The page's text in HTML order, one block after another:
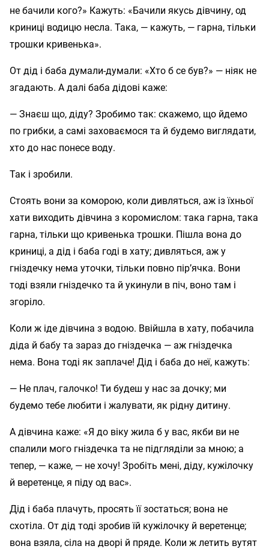
не бачили кого?» Кажуть: «Бачили якусь дівчину, од
криниці водицю несла. Така, — кажуть, — гарна, тільки
трошки кривенька».
От дід і баба думали-думали: «Хто б се був?» — ніяк не
згадають. А далі баба дідові каже:
— Знаєш що, діду? Зробимо так: скажемо, що йдемо
по грибки, а самі заховаємося та й будемо виглядати,
хто до нас понесе воду.
Так і зробили.
Стоять вони за коморою, коли дивляться, аж із їхньої
хати виходить дівчина з коромислом: така гарна, така
гарна, тільки що кривенька трошки. Пішла вона до
криниці, а дід і баба годі в хату; дивляться, аж у
гніздечку нема уточки, тільки повно пір’ячка. Вони
тоді взяли гніздечко та й укинули в піч, воно там і
згоріло.
Коли ж іде дівчина з водою. Ввійшла в хату, побачила
діда й бабу та зараз до гніздечка — аж гніздечка
нема. Вона тоді як заплаче! Дід і баба до неї, кажуть:
— Не плач, галочко! Ти будеш у нас за дочку; ми
будемо тебе любити і жалувати, як рідну дитину.
А дівчина каже: «Я до віку жила б у вас, якби ви не
спалили мого гніздечка та не підгляділи за мною; а
тепер, — каже, — не хочу! Зробіть мені, діду, кужілочку
й веретенце, я піду од вас».
Дід і баба плачуть, просять її зостаться; вона не
схотіла. От дід тоді зробив їй кужілочку й веретенце;
вона взяла, сіла на дворі й пряде. Коли ж летить вутят